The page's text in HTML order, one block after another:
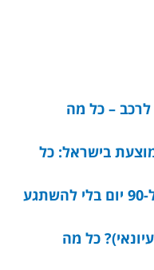
לרכב – כל מה
בישראל: כל
איך בונים תכנית צמיחה ל-90 יום בלי להשתגע
כל מה